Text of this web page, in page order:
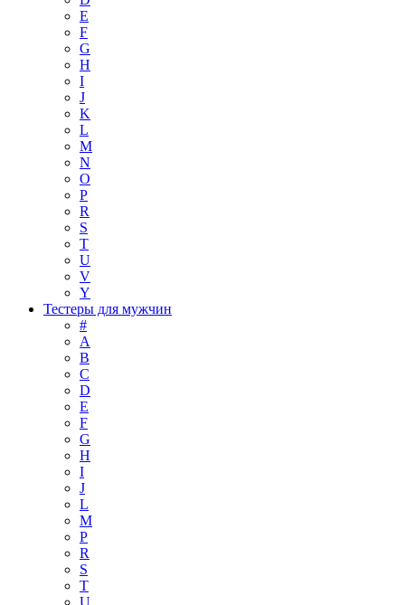
E
F
G
H
I
J
K
L
M
N
O
P
R
S
T
U
V
Y
Тестеры для мужчин
#
A
B
C
D
E
F
G
H
I
J
L
M
P
R
S
T
U